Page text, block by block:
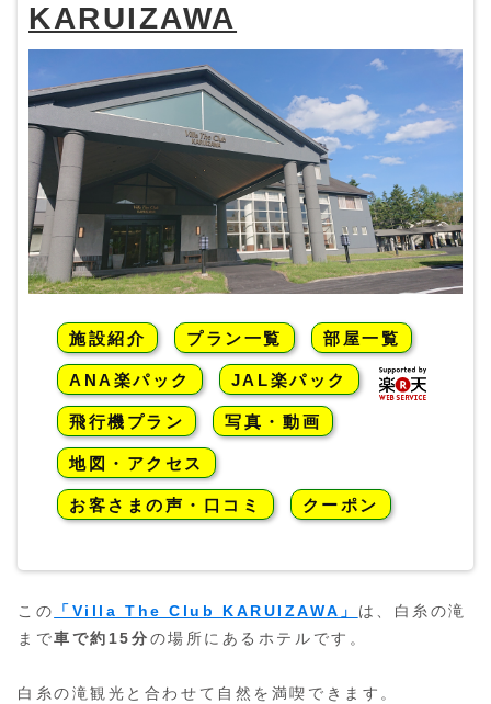
KARUIZAWA
施設紹介 プラン一覧 部屋一覧
ANA楽パック JAL楽パック
飛行機プラン 写真・動画
地図・アクセス
お客さまの声・口コミ クーポン
この 「Villa The Club KARUIZAWA」 は、白糸の滝
まで車で約15分の場所にあるホテルです。
白糸の滝観光と合わせて自然を満喫できます。